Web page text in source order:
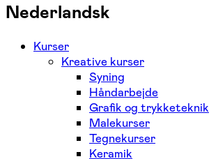
Nederlandsk
Kurser
Kreative kurser
Syning
Håndarbejde
Grafik og trykketeknik
Malekurser
Tegnekurser
Keramik